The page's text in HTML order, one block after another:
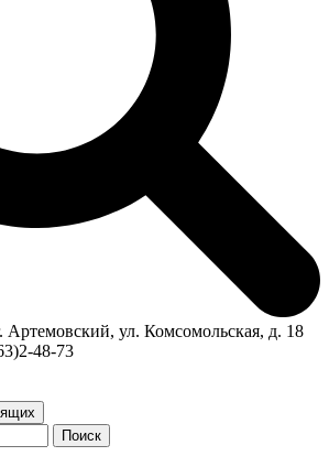
Артемовский, ул. Комсомольская, д. 18
48-73
Поиск